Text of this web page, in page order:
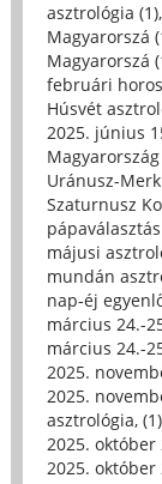
asztrológia (1),
Magyarorszá
Magyarorszá
februári
Húsvét
2025. június
Uránusz-
Szaturnusz
májusi
mundán
nap-éj
március 24.-
március 24.-
2025.
2025.
asztrológia, (1)
2025. október
2025. október